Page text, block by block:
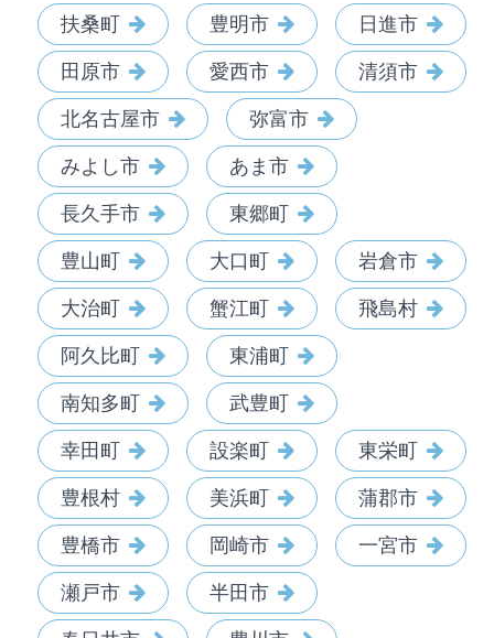
扶桑町 豊明市 日進市
田原市 愛西市 清須市
北名古屋市 弥富市
みよし市 あま市
長久手市 東郷町
豊山町 大口町 岩倉市
大治町 蟹江町 飛島村
阿久比町 東浦町
南知多町 武豊町
幸田町 設楽町 東栄町
豊根村 美浜町 蒲郡市
豊橋市 岡崎市 一宮市
瀬戸市 半田市